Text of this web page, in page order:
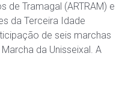
de Tramagal (ARTRAM) e
da Terceira Idade
de seis marchas
da Unisseixal. A